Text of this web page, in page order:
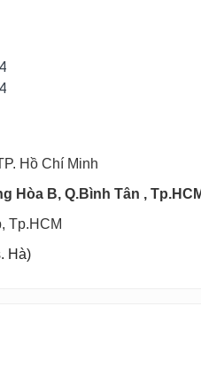
Hồ Chí Minh
Hòa B, Q.Bình Tân ,
Tp.HCM
Hà)